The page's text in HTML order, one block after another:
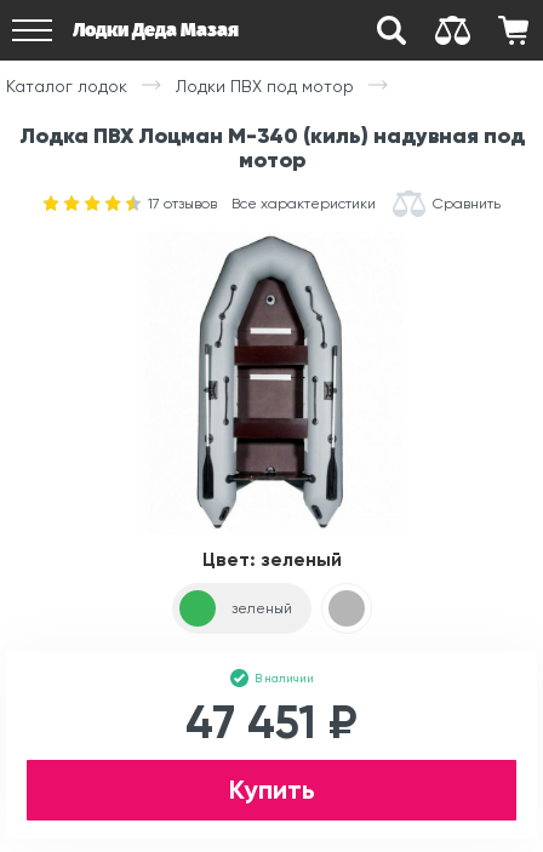
Лодки Деда Мазая
Каталог лодок Лодки ПВХ под мотор
Лодка ПВХ Лоцман М-340 (киль) надувная под
мотор
17 отзывов Все характеристики Сравнить
Цвет: зеленый
зеленый
В наличии
47 451 ₽
Купить